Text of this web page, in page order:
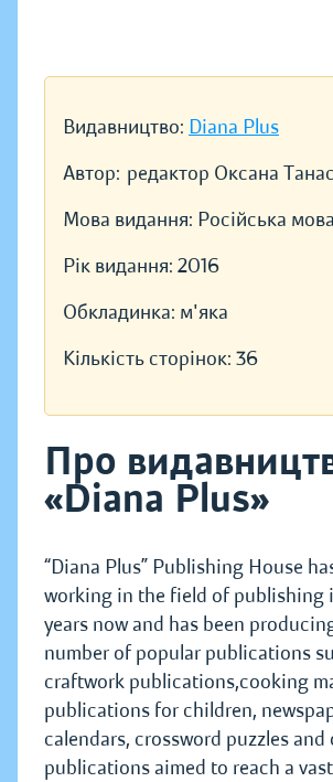
Видавництво: Diana Plus
Автор: редактор Оксана
Мова видання: Російська мова
Рік видання: 2016
Обкладинка: м'яка
Кількість сторінок: 36
Про
«Diana Plus»
“Diana Plus” Publishing House
working in the field of publishing
years now and has been
number of popular publications
craftwork publications,cooking
publications for children,
calendars, crossword puzzles and
publications aimed to reach a